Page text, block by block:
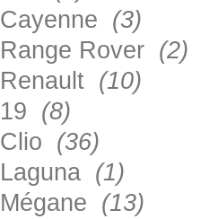
Cayenne (3)
Range Rover (2)
Renault (10)
19 (8)
Clio (36)
Laguna (1)
Mégane (13)